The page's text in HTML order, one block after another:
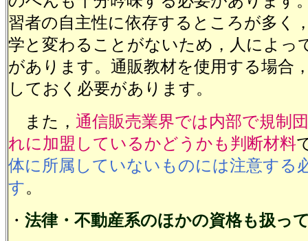
習者の自主性に依存するところが多く
学と変わることがないため，人によっ
があります。通販教材を使用する場合
しておく必要があります。
また， 通信販売業界では内部で規制
れに加盟しているかどうかも判断材料
体に所属していないものには注意する
す。
・ 法律・不動産系のほかの資格も扱っ